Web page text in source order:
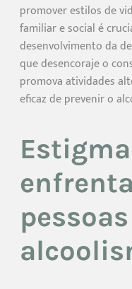
promover estilos de
familiar e social é
desenvolvimento da
que desencoraje o
promova atividades
eficaz de prevenir o